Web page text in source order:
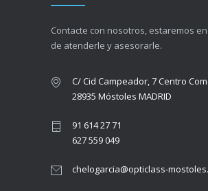
Contacte con nosotros, estaremos
de atenderle y asesorarle.
C/ Cid Campeador, 7 Centro
28935 Móstoles MADRID
91 614 27 71
627 559 049
chelogarcia@opticlass-